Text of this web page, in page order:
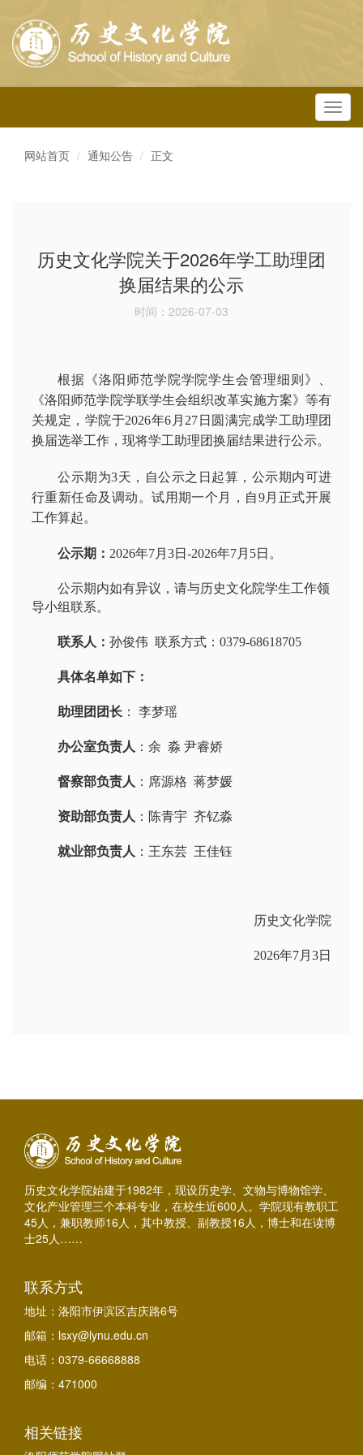
网站首页
通知公告 正文
历史文化学院关于2026年学工助理团
换届结果的公示
时间：2026-07-03
根据《洛阳师范学院学院学生会管理细则》、
《洛阳师范学院学联学生会组织改革实施方案》等有
关规定，学院于2026年6月27日圆满完成学工助理团
换届选举工作，现将学工助理团换届结果进行公示。
公示期为3天，自公示之日起算，公示期内可进
行重新任命及调动。试用期一个月，自9月正式开展
工作算起。
公示期： 2026年7月3日-2026年7月5日。
公示期内如有异议，请与历史文化院学生工作领
导小组联系。
联系人： 孙俊伟 联系方式：0379-68618705
具体名单如下：
助理团团长 ： 李梦瑶
办公室负责人 ：余 淼 尹睿娇
督察部负责人 ：席源格 蒋梦媛
资助部负责人 ：陈青宇 齐钇淼
就业部负责人 ：王东芸 王佳钰
历史文化学院
2026年7月3日
历史文化学院始建于1982年，现设历史学、文物与博物馆学、
文化产业管理三个本科专业，在校生近600人。学院现有教职工
45人，兼职教师16人，其中教授、副教授16人，博士和在读博
士25人……
联系方式
地址：洛阳市伊滨区吉庆路6号
邮箱：lsxy@lynu.edu.cn
电话：0379-66668888
邮编：471000
相关链接